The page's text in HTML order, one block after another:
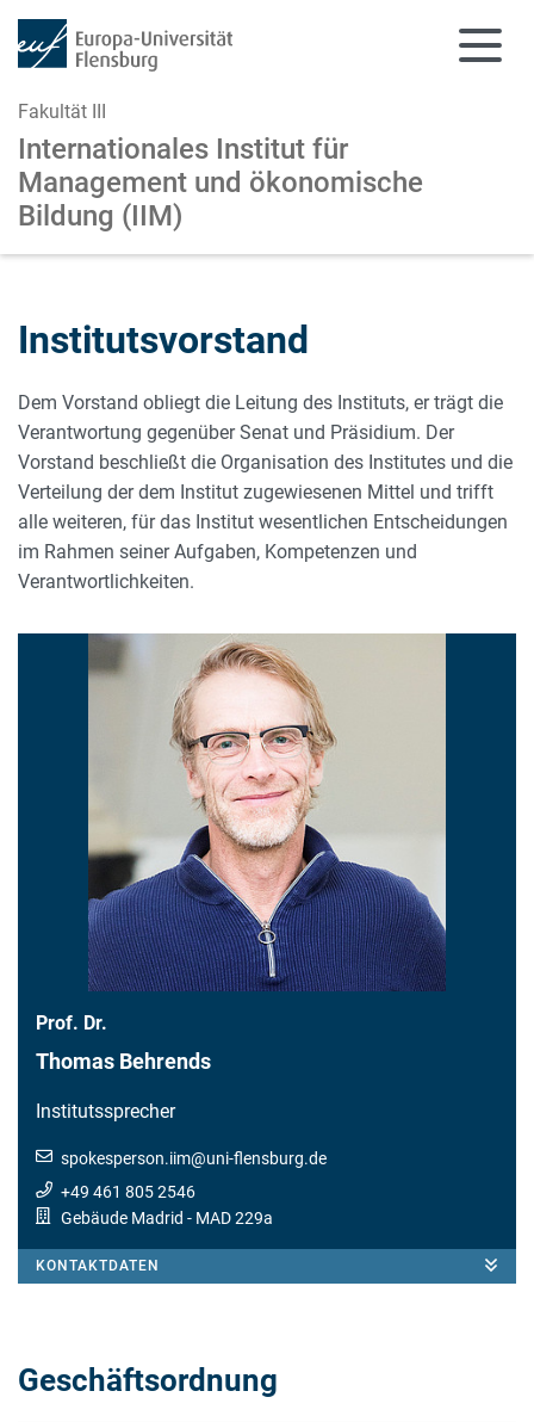
Fakultät III
Internationales Institut für
Management und ökonomische
Bildung (IIM)
Institutsvorstand
Dem Vorstand obliegt die Leitung des Instituts, er trägt die
Verantwortung gegenüber Senat und Präsidium. Der
Vorstand beschließt die Organisation des Institutes und die
Verteilung der dem Institut zugewiesenen Mittel und trifft
alle weiteren, für das Institut wesentlichen Entscheidungen
im Rahmen seiner Aufgaben, Kompetenzen und
Verantwortlichkeiten.
Prof. Dr.
Thomas Behrends
Institutssprecher
spokesperson.iim@uni-flensburg.de
+49 461 805 2546
Gebäude Madrid - MAD 229a
KONTAKTDATEN
Geschäftsordnung